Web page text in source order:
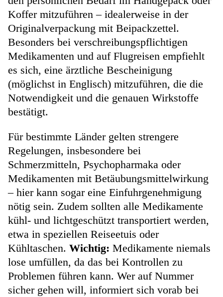
Koffer mitzuführen – idealerweise in der
Originalverpackung mit Beipackzettel.
Besonders bei verschreibungspflichtigen
Medikamenten und auf Flugreisen empfiehlt
es sich, eine ärztliche Bescheinigung
(möglichst in Englisch) mitzuführen, die die
Notwendigkeit und die genauen Wirkstoffe
bestätigt.
Für bestimmte Länder gelten strengere
Regelungen, insbesondere bei
Schmerzmitteln, Psychopharmaka oder
Medikamenten mit Betäubungsmittelwirkung
– hier kann sogar eine Einfuhrgenehmigung
nötig sein. Zudem sollten alle Medikamente
kühl- und lichtgeschützt transportiert werden,
etwa in speziellen Reiseetuis oder
Kühltaschen. Wichtig: Medikamente niemals
lose umfüllen, da das bei Kontrollen zu
Problemen führen kann. Wer auf Nummer
sicher gehen will, informiert sich vorab bei